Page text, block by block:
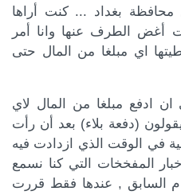
بغداد ... كنت أراها
أغض الطرف عنها وانا أمر
اي مبلغا من المال حتى
ان ادفع مبلغا من المال لاي
(دفعة بلاء) بعد أن رأت
في الوقت الذي ازدادت فيه
المفخخات التي كنا نسمع
السابق , عندها فقط قررت